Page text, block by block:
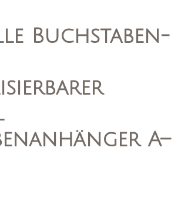
Buchstaben-
A–